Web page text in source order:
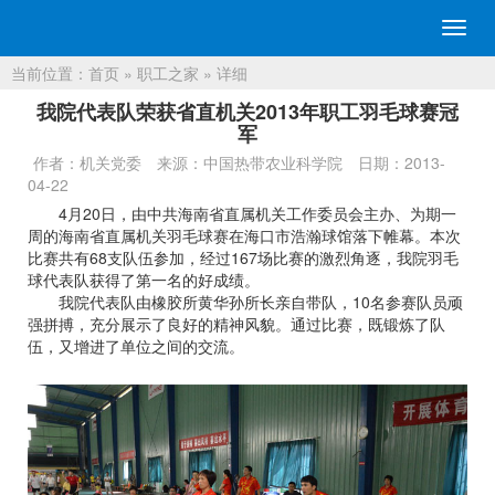
切
换
当前位置： 首页 » 职工之家 » 详细
我院代表队荣获省直机关2013年职工羽毛球赛冠
军
作者：机关党委 来源：中国热带农业科学院
日期：2013-
04-22
4月20日，由中共海南省直属机关工作委员会主办、为期一
周的海南省直属机关羽毛球赛在海口市浩瀚球馆落下帷幕。本次
比赛共有68支队伍参加，经过167场比赛的激烈角逐，我院羽毛
球代表队获得了第一名的好成绩。
我院代表队由橡胶所黄华孙所长亲自带队，10名参赛队员顽
强拼搏，充分展示了良好的精神风貌。通过比赛，既锻炼了队
伍，又增进了单位之间的交流。